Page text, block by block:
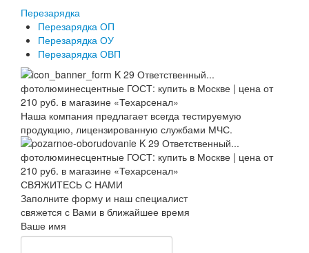
Перезарядка
Перезарядка ОП
Перезарядка ОУ
Перезарядка ОВП
Наша компания предлагает всегда тестируемую
продукцию, лицензированную службами МЧС.
СВЯЖИТЕСЬ С НАМИ
Заполните форму и наш специалист
свяжется с Вами в ближайшее время
Ваше имя